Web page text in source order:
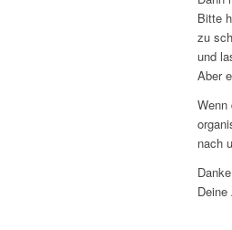
Bitte
zu
und
Aber
Wenn
nach